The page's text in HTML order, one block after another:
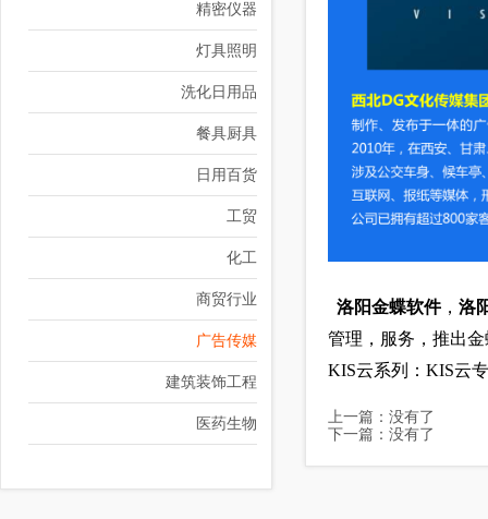
精密仪器
灯具照明
洗化日用品
餐具厨具
日用百货
工贸
化工
商贸行业
广告传媒
建筑装饰工程
医药生物
洛阳金蝶软件 ， 洛
管理，服务，推出
KIS云系列：KIS云
上一篇：没有了
下一篇：没有了